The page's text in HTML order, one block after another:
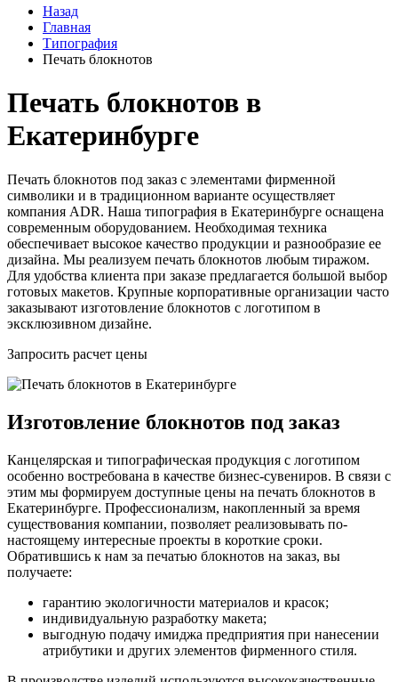
Назад
Главная
Типография
Печать блокнотов
Печать блокнотов в
Екатеринбурге
Печать блокнотов под заказ с элементами фирменной
символики и в традиционном варианте осуществляет
компания ADR. Наша типография в Екатеринбурге оснащена
современным оборудованием. Необходимая техника
обеспечивает высокое качество продукции и разнообразие ее
дизайна. Мы реализуем печать блокнотов любым тиражом.
Для удобства клиента при заказе предлагается большой выбор
готовых макетов. Крупные корпоративные организации часто
заказывают изготовление блокнотов с логотипом в
эксклюзивном дизайне.
Запросить расчет цены
Изготовление блокнотов под заказ
Канцелярская и типографическая продукция с логотипом
особенно востребована в качестве бизнес-сувениров. В связи с
этим мы формируем доступные цены на печать блокнотов в
Екатеринбурге. Профессионализм, накопленный за время
существования компании, позволяет реализовывать по-
настоящему интересные проекты в короткие сроки.
Обратившись к нам за печатью блокнотов на заказ, вы
получаете:
гарантию экологичности материалов и красок;
индивидуальную разработку макета;
выгодную подачу имиджа предприятия при нанесении
атрибутики и других элементов фирменного стиля.